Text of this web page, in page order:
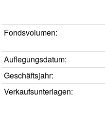
Fondsvolumen:
Auflegungsdatum:
Geschäftsjahr:
Verkaufsunterlagen: